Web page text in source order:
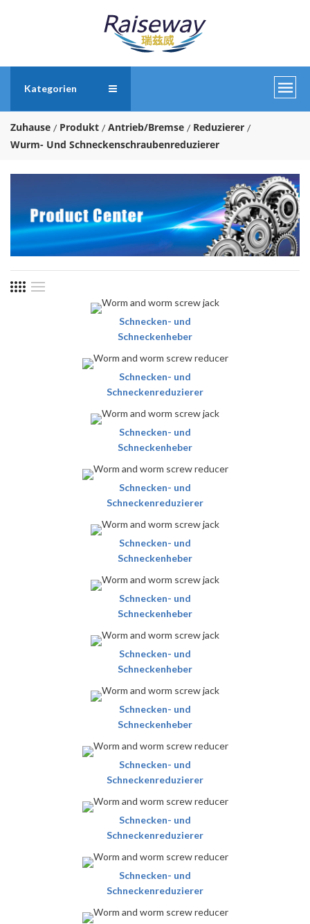
Kategorien
Zuhause Produkt Antrieb/Bremse
Reduzierer
Wurm- Und Schneckenschraubenreduzierer
Schnecken- und
Schneckenheber
Schnecken- und
Schneckenreduzierer
Schnecken- und
Schneckenheber
Schnecken- und
Schneckenreduzierer
Schnecken- und
Schneckenheber
Schnecken- und
Schneckenheber
Schnecken- und
Schneckenheber
Schnecken- und
Schneckenheber
Schnecken- und
Schneckenreduzierer
Schnecken- und
Schneckenreduzierer
Schnecken- und
Schneckenreduzierer